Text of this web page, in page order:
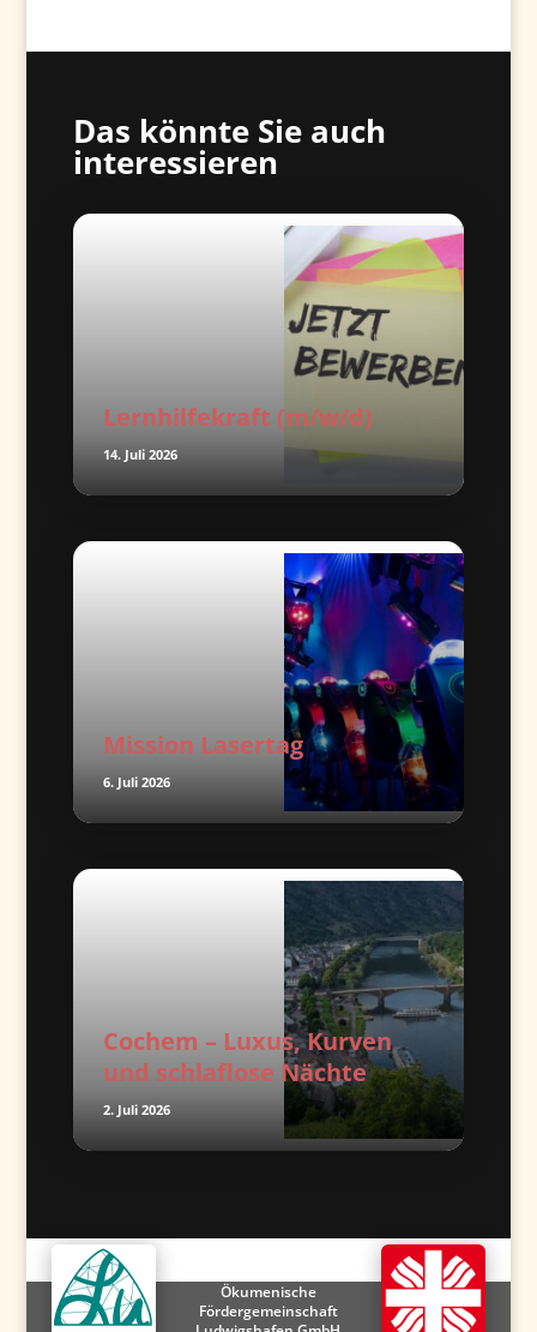
Das könnte Sie auch
interessieren
Lernhilfekraft (m/w/d)
14. Juli 2026
Mission Lasertag
6. Juli 2026
Cochem – Luxus, Kurven
und schlaflose Nächte
2. Juli 2026
Ökumenische
Fördergemeinschaft